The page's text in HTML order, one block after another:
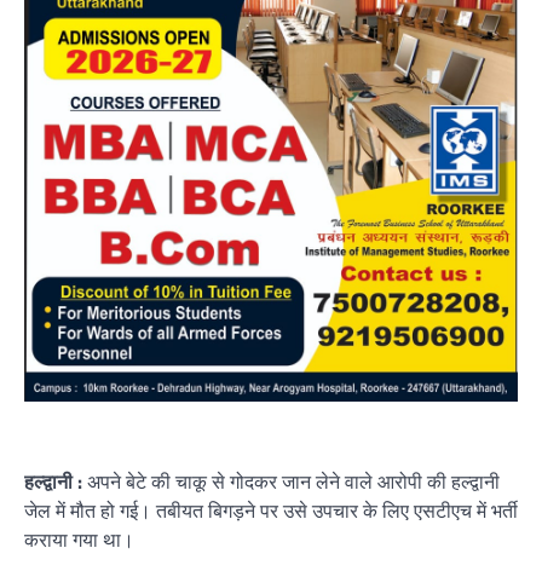
हल्द्वानी :अपने बेटे की चाकू से गोदकर जान लेने वाले आरोपी की हल्द्वानी
जेल में मौत हो गई। तबीयत बिगड़ने पर उसे उपचार के लिए एसटीएच में भर्ती
कराया गया था।